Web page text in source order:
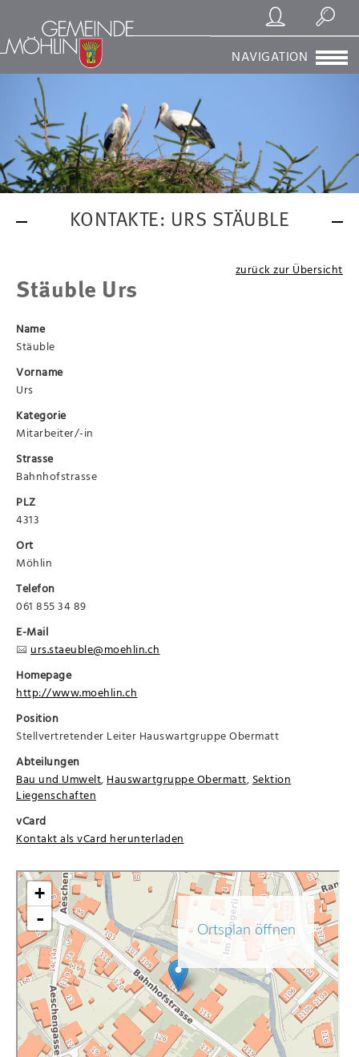
Registrierung/Login
Suchen
NAVIGATION
KONTAKTE: URS STÄUBLE
zurück zur Übersicht
Stäuble Urs
Name
Stäuble
Vorname
Urs
Kategorie
Mitarbeiter/-in
Strasse
Bahnhofstrasse
PLZ
4313
Ort
Möhlin
Telefon
061 855 34 89
E-Mail
urs.staeuble@moehlin.ch
Homepage
http://www.moehlin.ch
Position
Stellvertretender Leiter Hauswartgruppe Obermatt
Abteilungen
Bau und Umwelt, Hauswartgruppe Obermatt, Sektion
Liegenschaften
vCard
Kontakt als vCard herunterladen